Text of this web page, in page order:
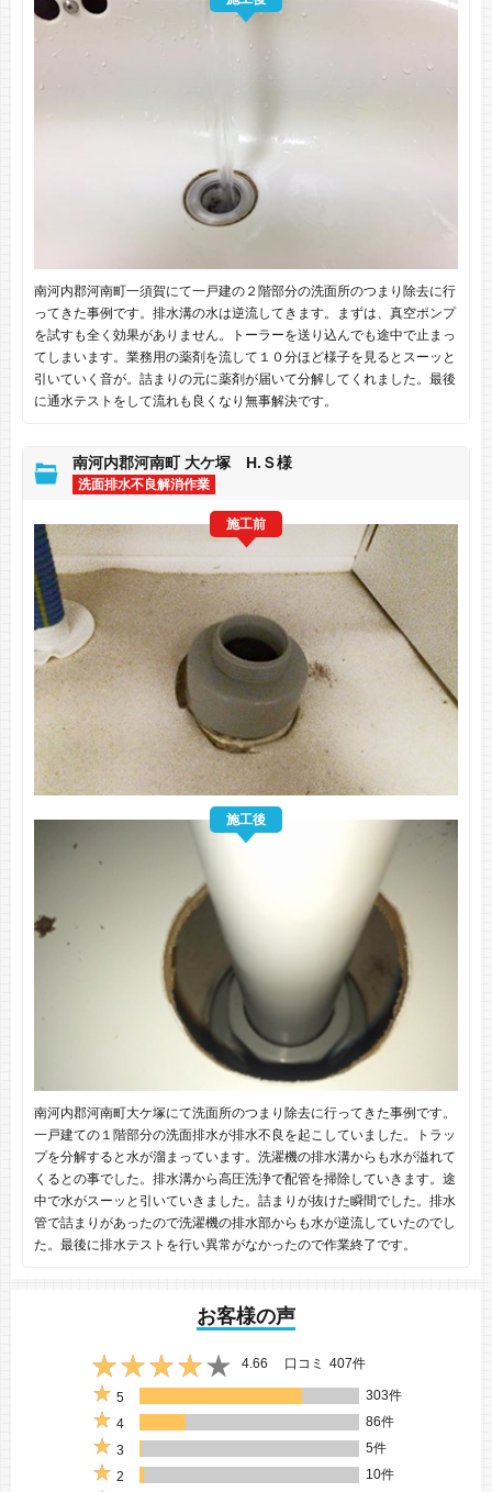
南河内郡河南町一須賀にて一戸建の２階部分の洗面所のつまり除去に行
ってきた事例です。排水溝の水は逆流してきます。まずは、真空ポンプ
を試すも全く効果がありません。トーラーを送り込んでも途中で止まっ
てしまいます。業務用の薬剤を流して１０分ほど様子を見るとスーッと
引いていく音が。詰まりの元に薬剤が届いて分解してくれました。最後
に通水テストをして流れも良くなり無事解決です。
南河内郡河南町 大ケ塚 H.Ｓ様
洗面排水不良解消作業
施工前
施工後
南河内郡河南町大ケ塚にて洗面所のつまり除去に行ってきた事例です。
一戸建ての１階部分の洗面排水が排水不良を起こしていました。トラッ
プを分解すると水が溜まっています。洗濯機の排水溝からも水が溢れて
くるとの事でした。排水溝から高圧洗浄で配管を掃除していきます。途
中で水がスーッと引いていきました。詰まりが抜けた瞬間でした。排水
管で詰まりがあったので洗濯機の排水部からも水が逆流していたのでし
た。最後に排水テストを行い異常がなかったので作業終了です。
お客様の声
4.66 口コミ 407件
5
303件
4
86件
3
5件
2
10件